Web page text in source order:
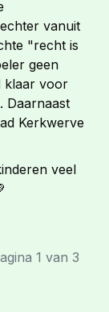
vanuit
"recht is
geen
klaar voor
Daarnaast
Kerkwerve
veel
1 van 3